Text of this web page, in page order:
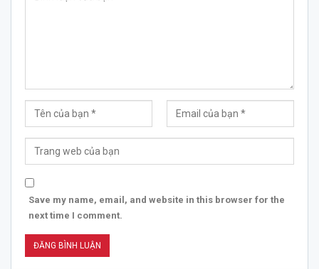
Save my name, email, and website in this browser for the
next time I comment.